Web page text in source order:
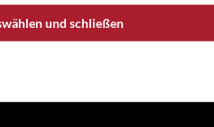
und schließen